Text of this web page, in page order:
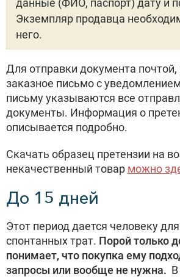
данные (ФИО, паспорт) дату и
Экземпляр продавца
него.
Для отправки документа
заказное письмо с
письму указываются все
документы. Информация о
описывается подробно.
Скачать образец претензии на
некачественный товар можно
До 15 дней
Этот период дается человеку
спонтанных трат. Порой только
понимает, что покупка ему
запросы или вообще не нужна.